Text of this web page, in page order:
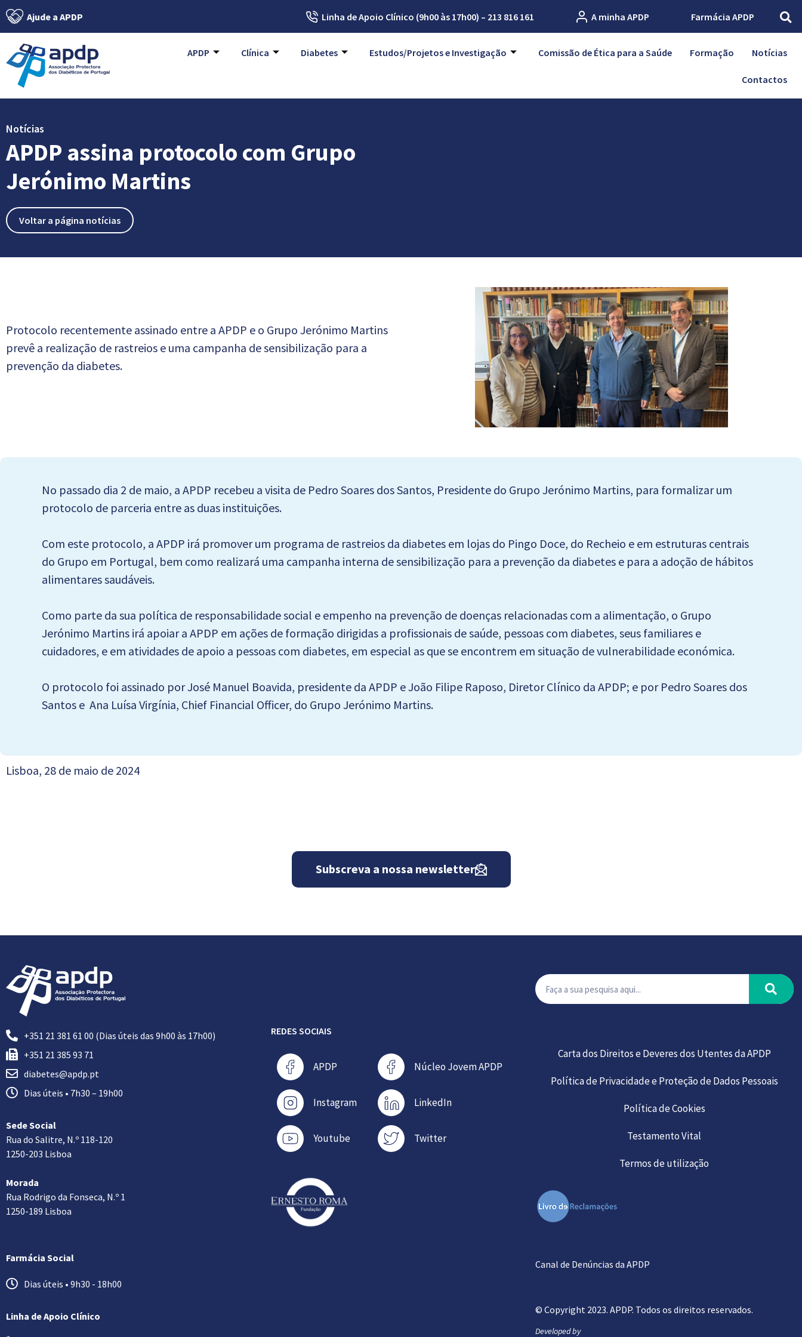
Ajude a APDP Linha de Apoio Clínico (9h00 às 17h00) – 213 816 161 A minha APDP Farmácia APDP
APDP Clínica Diabetes Estudos/Projetos e Investigação Comissão de Ética para a Saúde Formação Notícias
Contactos
Notícias
APDP assina protocolo com Grupo
Jerónimo Martins
Voltar a página notícias
Protocolo recentemente assinado entre a APDP e o Grupo Jerónimo Martins
prevê a realização de rastreios e uma campanha de sensibilização para a
prevenção da diabetes.
No passado dia 2 de maio, a APDP recebeu a visita de Pedro Soares dos Santos, Presidente do Grupo Jerónimo Martins, para formalizar um
protocolo de parceria entre as duas instituições.
Com este protocolo, a APDP irá promover um programa de rastreios da diabetes em lojas do Pingo Doce, do Recheio e em estruturas centrais
do Grupo em Portugal, bem como realizará uma campanha interna de sensibilização para a prevenção da diabetes e para a adoção de hábitos
alimentares saudáveis.
Como parte da sua política de responsabilidade social e empenho na prevenção de doenças relacionadas com a alimentação, o Grupo
Jerónimo Martins irá apoiar a APDP em ações de formação dirigidas a profissionais de saúde, pessoas com diabetes, seus familiares e
cuidadores, e em atividades de apoio a pessoas com diabetes, em especial as que se encontrem em situação de vulnerabilidade económica.
O protocolo foi assinado por José Manuel Boavida, presidente da APDP e João Filipe Raposo, Diretor Clínico da APDP; e por Pedro Soares dos
Santos e Ana Luísa Virgínia, Chief Financial Officer, do Grupo Jerónimo Martins.
Lisboa, 28 de maio de 2024
Subscreva a nossa newsletter
+351 21 381 61 00 (Dias úteis das 9h00 às 17h00)
+351 21 385 93 71
diabetes@apdp.pt
Dias úteis • 7h30 – 19h00
Sede Social
Rua do Salitre, N.º 118-120
1250-203 Lisboa
Morada
Rua Rodrigo da Fonseca, N.º 1
1250-189 Lisboa
Farmácia Social
Dias úteis • 9h30 - 18h00
Linha de Apoio Clínico
REDES SOCIAIS
APDP
Instagram
Youtube
Núcleo Jovem APDP
LinkedIn
Twitter
Carta dos Direitos e Deveres dos Utentes da APDP
Política de Privacidade e Proteção de Dados Pessoais
Política de Cookies
Testamento Vital
Termos de utilização
Canal de Denúncias da APDP
© Copyright 2023. APDP. Todos os direitos reservados.
Developed by